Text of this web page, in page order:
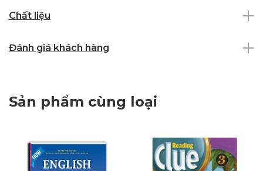
Chất liệu
Đánh giá khách hàng
Sản phẩm cùng loại